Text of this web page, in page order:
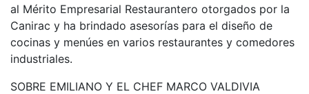
al Mérito Empresarial Restaurantero otorgados por la
Canirac y ha brindado asesorías para el diseño de
cocinas y menúes en varios restaurantes y comedores
industriales.
SOBRE EMILIANO Y EL CHEF MARCO VALDIVIA